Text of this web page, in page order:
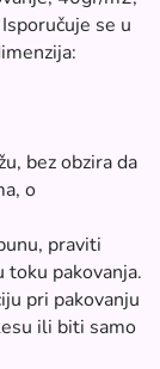
se u
bez obzira da
o
praviti
pakovanja.
pri pakovanju
ili biti samo